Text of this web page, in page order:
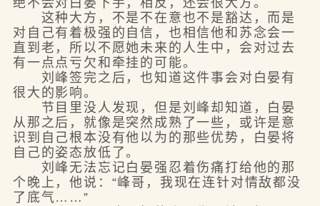
绝不会对白晏下手，相反，还会很大方。
这种大方，不是不在意也不是豁达，而是
对自己有着极强的自信，也相信他和苏念会一
直到老，所以不愿她未来的人生中，会对过去
有一点点亏欠和牵挂的可能。
刘峰签完之后，也知道这件事会对白晏有
很大的影响。
节目里没人发现，但是刘峰却知道，白晏
从那之后，就像是突然成熟了一些，或许是意
识到自己根本没有他以为的那些优势，白晏将
自己的姿态放低了。
刘峰无法忘记白晏强忍着伤痛打给他的那
个晚上，他说：“峰哥，我现在连针对情敌都没
了底气……”